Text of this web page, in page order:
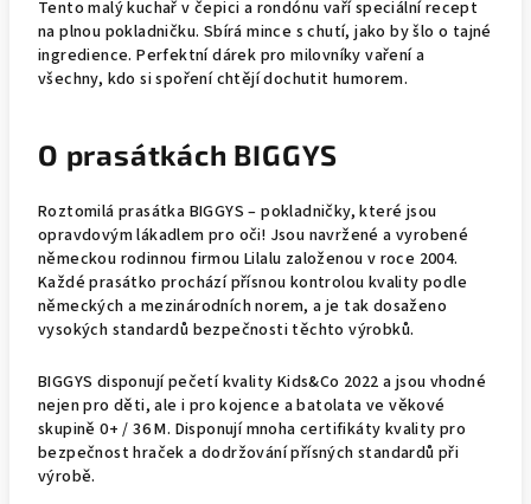
Tento malý kuchař v čepici a rondónu vaří speciální recept
na plnou pokladničku. Sbírá mince s chutí, jako by šlo o tajné
ingredience. Perfektní dárek pro milovníky vaření a
všechny, kdo si spoření chtějí dochutit humorem.
O prasátkách BIGGYS
Roztomilá prasátka BIGGYS – pokladničky, které jsou
opravdovým lákadlem pro oči! Jsou navržené a vyrobené
německou rodinnou firmou Lilalu založenou v roce 2004.
Každé prasátko prochází přísnou kontrolou kvality podle
německých a mezinárodních norem, a je tak dosaženo
vysokých standardů bezpečnosti těchto výrobků.
BIGGYS disponují pečetí kvality Kids&Co 2022 a jsou vhodné
nejen pro děti, ale i pro kojence a batolata ve věkové
skupině 0+ / 36 M. Disponují mnoha certifikáty kvality pro
bezpečnost hraček a dodržování přísných standardů při
výrobě.